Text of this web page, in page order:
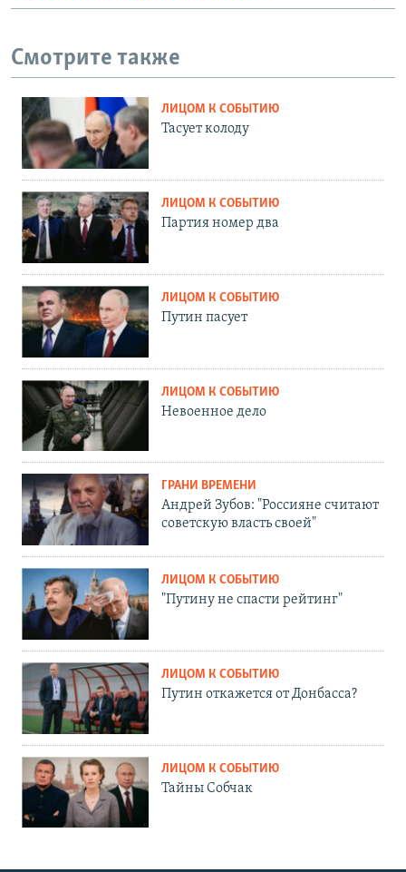
Смотрите также
ЛИЦОМ К СОБЫТИЮ
Тасует колоду
ЛИЦОМ К СОБЫТИЮ
Партия номер два
ЛИЦОМ К СОБЫТИЮ
Путин пасует
ЛИЦОМ К СОБЫТИЮ
Невоенное дело
ГРАНИ ВРЕМЕНИ
Андрей Зубов: "Россияне считают
советскую власть своей"
ЛИЦОМ К СОБЫТИЮ
"Путину не спасти рейтинг"
ЛИЦОМ К СОБЫТИЮ
Путин откажется от Донбасса?
ЛИЦОМ К СОБЫТИЮ
Тайны Собчак